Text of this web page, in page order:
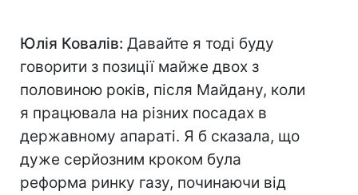
Юлія Ковалів: Давайте я тоді буду
говорити з позиції майже двох з
половиною років, після Майдану, коли
я працювала на різних посадах в
державному апараті. Я б сказала, що
дуже серйозним кроком була
реформа ринку газу, починаючи від